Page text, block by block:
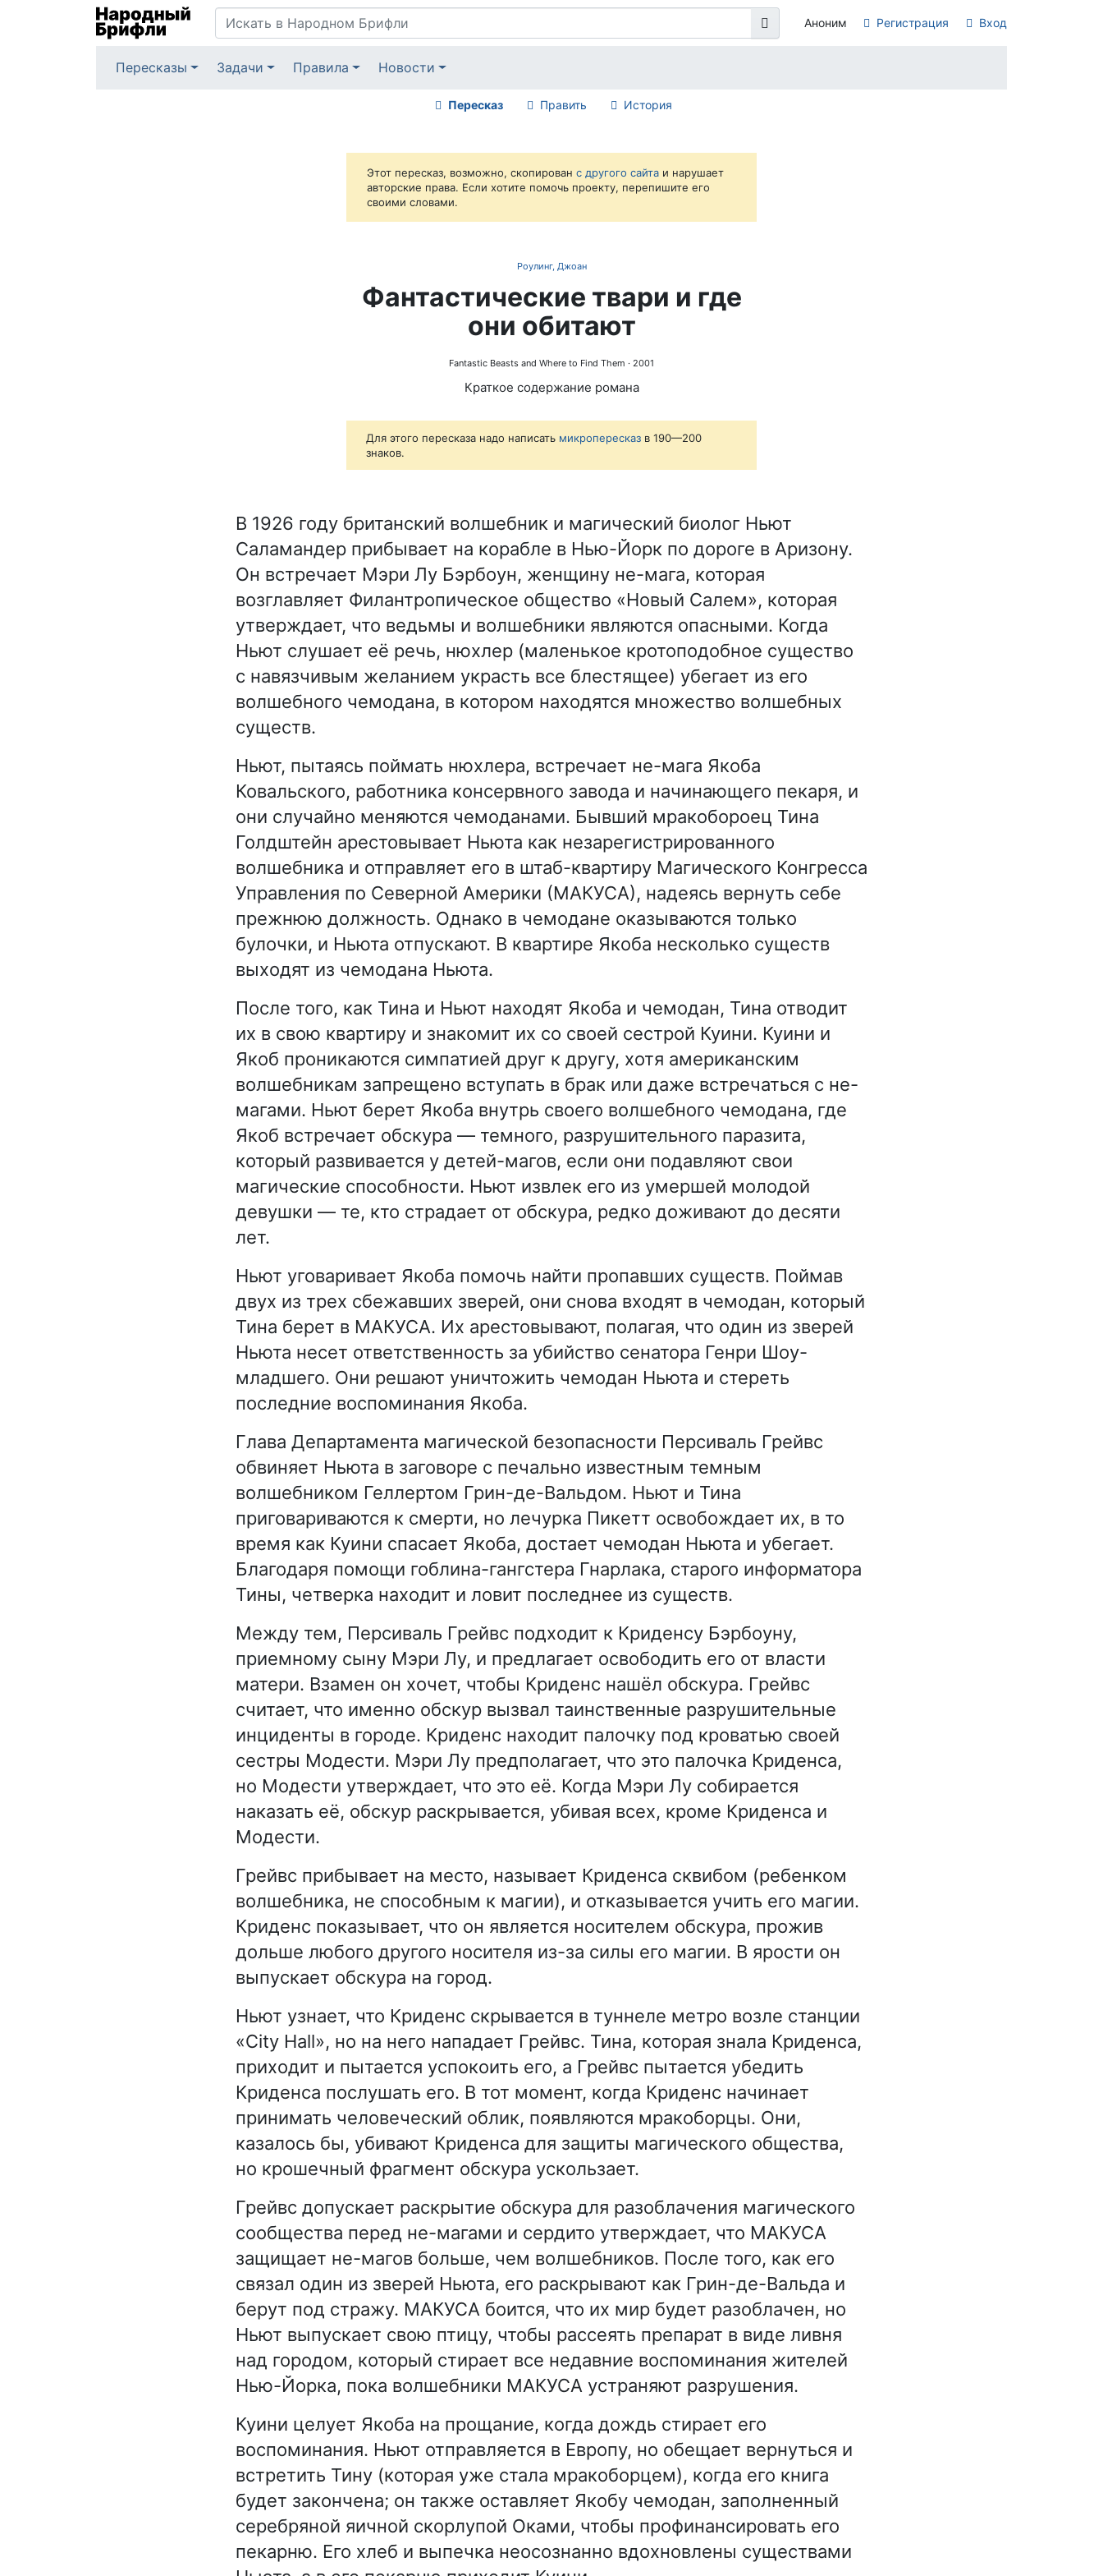
Аноним Регистрация Вход
Пересказы Задачи Правила Новости
Пересказ Править История
Этот пересказ, возможно, скопирован с другого сайта и нарушает
авторские права. Если хотите помочь проекту, перепишите его
своими словами.
Роулинг, Джоан
Фантастические твари и где
они обитают
Fantastic Beasts and Where to Find Them · 2001
Краткое содержание романа
Для этого пересказа надо написать микропересказ в 190—200
знаков.
В 1926 году британский волшебник и магический биолог Ньют
Саламандер прибывает на корабле в Нью-Йорк по дороге в Аризону.
Он встречает Мэри Лу Бэрбоун, женщину не-мага, которая
возглавляет Филантропическое общество «Новый Салем», которая
утверждает, что ведьмы и волшебники являются опасными. Когда
Ньют слушает её речь, нюхлер (маленькое кротоподобное существо
с навязчивым желанием украсть все блестящее) убегает из его
волшебного чемодана, в котором находятся множество волшебных
существ.
Ньют, пытаясь поймать нюхлера, встречает не-мага Якоба
Ковальского, работника консервного завода и начинающего пекаря, и
они случайно меняются чемоданами. Бывший мракобороец Тина
Голдштейн арестовывает Ньюта как незарегистрированного
волшебника и отправляет его в штаб-квартиру Магического Конгресса
Управления по Северной Америки (МАКУСА), надеясь вернуть себе
прежнюю должность. Однако в чемодане оказываются только
булочки, и Ньюта отпускают. В квартире Якоба несколько существ
выходят из чемодана Ньюта.
После того, как Тина и Ньют находят Якоба и чемодан, Тина отводит
их в свою квартиру и знакомит их со своей сестрой Куини. Куини и
Якоб проникаются симпатией друг к другу, хотя американским
волшебникам запрещено вступать в брак или даже встречаться с не-
магами. Ньют берет Якоба внутрь своего волшебного чемодана, где
Якоб встречает обскура — темного, разрушительного паразита,
который развивается у детей-магов, если они подавляют свои
магические способности. Ньют извлек его из умершей молодой
девушки — те, кто страдает от обскура, редко доживают до десяти
лет.
Ньют уговаривает Якоба помочь найти пропавших существ. Поймав
двух из трех сбежавших зверей, они снова входят в чемодан, который
Тина берет в МАКУСА. Их арестовывают, полагая, что один из зверей
Ньюта несет ответственность за убийство сенатора Генри Шоу-
младшего. Они решают уничтожить чемодан Ньюта и стереть
последние воспоминания Якоба.
Глава Департамента магической безопасности Персиваль Грейвс
обвиняет Ньюта в заговоре с печально известным темным
волшебником Геллертом Грин-де-Вальдом. Ньют и Тина
приговариваются к смерти, но лечурка Пикетт освобождает их, в то
время как Куини спасает Якоба, достает чемодан Ньюта и убегает.
Благодаря помощи гоблина-гангстера Гнарлака, старого информатора
Тины, четверка находит и ловит последнее из существ.
Между тем, Персиваль Грейвс подходит к Криденсу Бэрбоуну,
приемному сыну Мэри Лу, и предлагает освободить его от власти
матери. Взамен он хочет, чтобы Криденс нашёл обскура. Грейвс
считает, что именно обскур вызвал таинственные разрушительные
инциденты в городе. Криденс находит палочку под кроватью своей
сестры Модести. Мэри Лу предполагает, что это палочка Криденса,
но Модести утверждает, что это её. Когда Мэри Лу собирается
наказать её, обскур раскрывается, убивая всех, кроме Криденса и
Модести.
Грейвс прибывает на место, называет Криденса сквибом (ребенком
волшебника, не способным к магии), и отказывается учить его магии.
Криденс показывает, что он является носителем обскура, прожив
дольше любого другого носителя из-за силы его магии. В ярости он
выпускает обскура на город.
Ньют узнает, что Криденс скрывается в туннеле метро возле станции
«City Hall», но на него нападает Грейвс. Тина, которая знала Криденса,
приходит и пытается успокоить его, а Грейвс пытается убедить
Криденса послушать его. В тот момент, когда Криденс начинает
принимать человеческий облик, появляются мракоборцы. Они,
казалось бы, убивают Криденса для защиты магического общества,
но крошечный фрагмент обскура ускользает.
Грейвс допускает раскрытие обскура для разоблачения магического
сообщества перед не-магами и сердито утверждает, что МАКУСА
защищает не-магов больше, чем волшебников. После того, как его
связал один из зверей Ньюта, его раскрывают как Грин-де-Вальда и
берут под стражу. МАКУСА боится, что их мир будет разоблачен, но
Ньют выпускает свою птицу, чтобы рассеять препарат в виде ливня
над городом, который стирает все недавние воспоминания жителей
Нью-Йорка, пока волшебники МАКУСА устраняют разрушения.
Куини целует Якоба на прощание, когда дождь стирает его
воспоминания. Ньют отправляется в Европу, но обещает вернуться и
встретить Тину (которая уже стала мракоборцем), когда его книга
будет закончена; он также оставляет Якобу чемодан, заполненный
серебряной яичной скорлупой Оками, чтобы профинансировать его
пекарню. Его хлеб и выпечка неосознанно вдохновлены существами